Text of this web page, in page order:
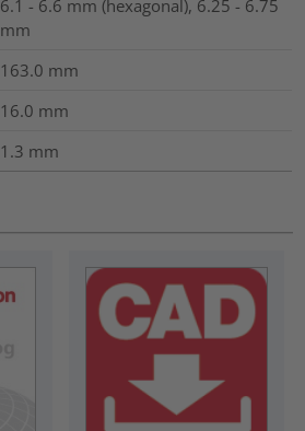
6.1 - 6.6 mm (hexagonal), 6.25 - 6.75
mm
163.0 mm
16.0 mm
1.3 mm